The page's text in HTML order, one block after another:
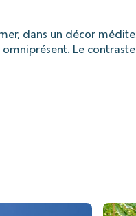
dans un décor
Le